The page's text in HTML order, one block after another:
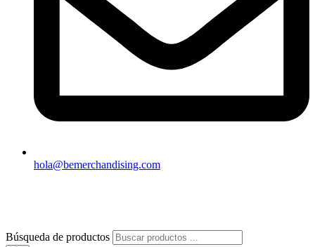
hola@bemerchandising.com
Búsqueda de productos